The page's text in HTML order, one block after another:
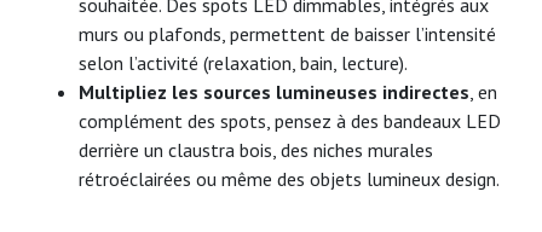
souhaitée. Des spots LED dimmables, intégrés aux
murs ou plafonds, permettent de baisser l’intensité
selon l’activité (relaxation, bain, lecture).
Multipliez les sources lumineuses indirectes, en
complément des spots, pensez à des bandeaux LED
derrière un claustra bois, des niches murales
rétroéclairées ou même des objets lumineux design.